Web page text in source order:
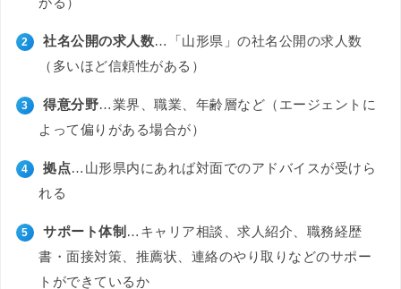
社名公開の求人数…「山形県」の社名公開の求人数
（多いほど信頼性がある）
得意分野…業界、職業、年齢層など（エージェントに
よって偏りがある場合が）
拠点…山形県内にあれば対面でのアドバイスが受けら
れる
サポート体制 …キャリア相談、求人紹介、職務経歴
書・面接対策、推薦状、連絡のやり取りなどのサポー
トができているか